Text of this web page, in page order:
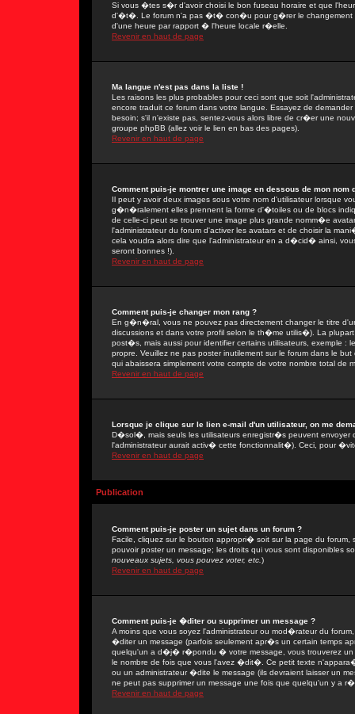
Si vous �tes s�r d'avoir choisi le bon fuseau horaire et que
d'�t�. Le forum n'a pas �t� con�u pour g�rer le
d'une heure par rapport � l'heure locale r�elle.
Revenir en haut de page
Ma langue n'est pas dans la liste !
Les raisons les plus probables pour ceci sont que soit
encore traduit ce forum dans votre langue. Essayez de
besoin; s'il n'existe pas, sentez-vous alors libre de cr�er une
groupe phpBB (allez voir le lien en bas des pages).
Revenir en haut de page
Comment puis-je montrer une image en dessous de mon nom
Il peut y avoir deux images sous votre nom d'utilisateur lorsque
g�n�ralement elles prennent la forme d'�toiles ou de blocs
de celle-ci peut se trouver une image plus grande nomm�e
l'administrateur du forum d'activer les avatars et de choisir la
cela voudra alors dire que l'administrateur en a d�cid� ainsi,
seront bonnes !).
Revenir en haut de page
Comment puis-je changer mon rang ?
En g�n�ral, vous ne pouvez pas directement changer le titre
discussions et dans votre profil selon le th�me utilis�). La
post�s, mais aussi pour identifier certains utilisateurs, exemple
propre. Veuillez ne pas poster inutilement sur le forum dans le
qui abaissera simplement votre compte de votre nombre total de
Revenir en haut de page
Lorsque je clique sur le lien e-mail d'un utilisateur, on me
D�sol�, mais seuls les utilisateurs enregistr�s peuvent
l'administrateur aurait activ� cette fonctionnalit�). Ceci, pour
Revenir en haut de page
Publication
Comment puis-je poster un sujet dans un forum ?
Facile, cliquez sur le bouton appropri� soit sur la page du
pouvoir poster un message; les droits qui vous sont disponibles
nouveaux sujets, vous pouvez voter, etc. )
Revenir en haut de page
Comment puis-je �diter ou supprimer un message ?
A moins que vous soyez l'administrateur ou mod�rateur du
�diter un message (parfois seulement apr�s un certain temps
quelqu'un a d�j� r�pondu � votre message, vous trouverez un
le nombre de fois que vous l'avez �dit�. Ce petit texte
ou un administrateur �dite le message (ils devraient laisser un
ne peut pas supprimer un message une fois que quelqu'un y a
Revenir en haut de page